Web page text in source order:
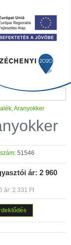
Aranyokker
51546
ár: 2 960
ár: 2 331 Ft